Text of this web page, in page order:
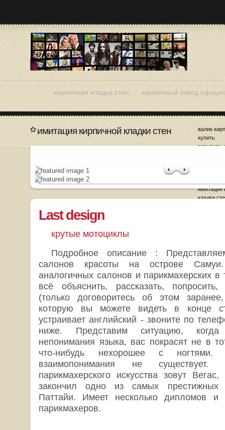
кирпичная кладка стен кирпичный завод
валик
купить
варианты
имитация
кладки
имитация кирпичной кладки стен
Last design
крутые мотоциклы
Подробное описание :
салонов красоты на острове
аналогичных салонов и парикмахерских
всё объяснить, рассказать,
(только договоритесь об этом
которую вы можете видеть в конце
устраивает английский - звоните по
ниже. Представим ситуацию, когда
непонимания языка, вас покрасят не в
что-нибудь нехорошее с ногтями.
взаимопонимания не существует.
парикмахерского искусства зовут
закончил одно из самых престижных
Паттайи. Имеет несколько дипломов и
парикмахеров.